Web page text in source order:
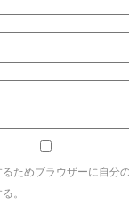
ためブラウザーに自分
。